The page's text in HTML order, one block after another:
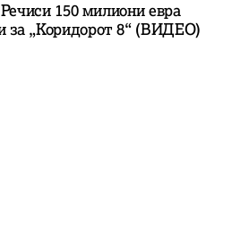
Речиси 150 милиони евра
европски пари за „Коридорот 8“ (ВИДЕО)